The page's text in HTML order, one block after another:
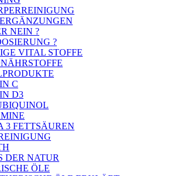
NEIN ?
?
VITAL STOFFE
C
D3
3 FETTSÄUREN
DER NATUR
ÖLE